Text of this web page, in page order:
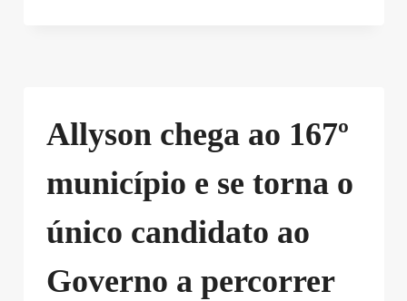
Allyson chega ao 167º
município e se torna o
único candidato ao
Governo a percorrer